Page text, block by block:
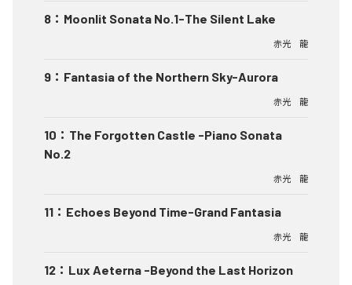
8 ： Moonlit Sonata No.1-The Silent Lake
赤光 龍
9 ： Fantasia of the Northern Sky-Aurora
赤光 龍
10 ： The Forgotten Castle -Piano Sonata
No.2
赤光 龍
11 ： Echoes Beyond Time-Grand Fantasia
赤光 龍
12 ： Lux Aeterna -Beyond the Last Horizon